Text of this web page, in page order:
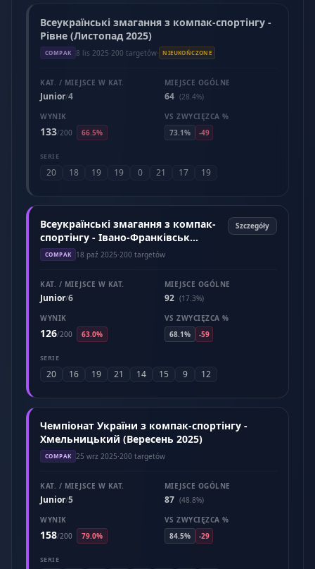
Всеукраїнські змагання з компак-спортінгу -
Рівне (Листопад 2025)
COMPAK 8 lis 2025·200 targetów· NIEUKOŃCZONE
KAT. / MIEJSCE W KAT.
Junior/4
MIEJSCE OGÓLNE
64 (28.4%)
WYNIK
133/200 66.5%
VS ZWYCIĘZCA %
73.1%
-49
SERIE
20 18 19 19 0 21 17 19
Всеукраїнські змагання з компак-
спортінгу - Івано-Франківськ
(Жовтень 2025)
COMPAK 18 paź 2025·200 targetów
Szczegóły
KAT. / MIEJSCE W KAT.
Junior/6
MIEJSCE OGÓLNE
92 (17.3%)
WYNIK
126/200 63.0%
VS ZWYCIĘZCA %
68.1%
-59
SERIE
20 16 19 21 14 15 9 12
Чемпіонат України з компак-спортінгу -
Хмельницький (Вересень 2025)
COMPAK 25 wrz 2025·200 targetów
KAT. / MIEJSCE W KAT.
Junior/5
MIEJSCE OGÓLNE
87 (48.8%)
WYNIK
158/200 79.0%
VS ZWYCIĘZCA %
84.5%
-29
SERIE